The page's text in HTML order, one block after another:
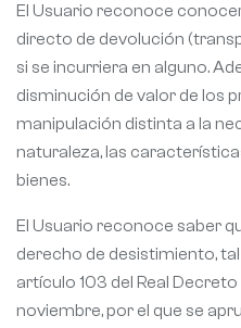
El Usuario reconoce
directo de devolución
si se incurriera en alguno.
disminución de valor de los
manipulación distinta a la
naturaleza, las
bienes.
El Usuario reconoce saber
derecho de desistimiento,
artículo 103 del Real Decreto
noviembre, por el que se